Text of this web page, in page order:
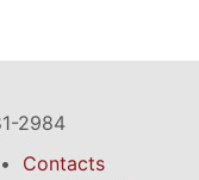
2984
Contacts